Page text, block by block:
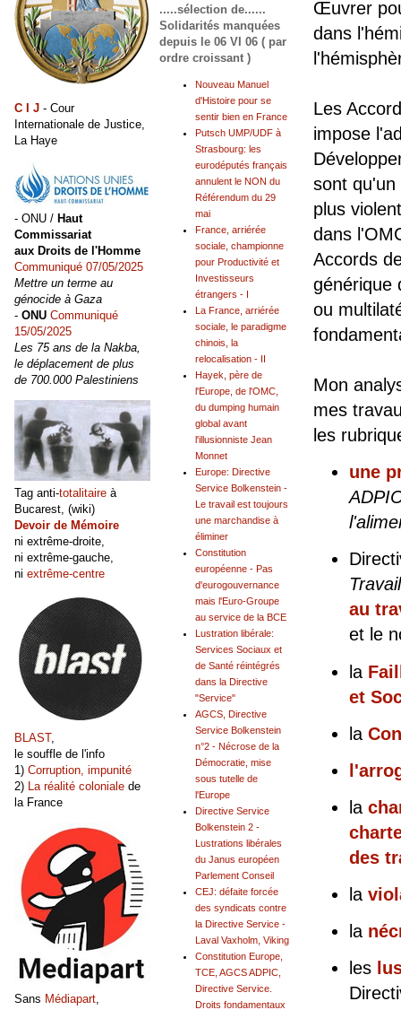
Œuvrer
dans
Les
impose
sont qu'un
plus
dans
Accords
générique
ou
Mon
mes
les
une
au
et le
la
et
la
la
des
la
la
les
.....sélection de......
Solidarités manquées
depuis le 06 VI 06 ( par
ordre croissant )
Nouveau Manuel
d'Histoire pour se
sentir bien en France
Putsch UMP/UDF à
Strasbourg: les
eurodéputés français
annulent le NON du
Référendum du 29
mai
France, arriérée
sociale, championne
pour Productivité et
Investisseurs
étrangers - I
La France, arriérée
sociale, le paradigme
chinois, la
relocalisation - II
Hayek, père de
l'Europe, de l'OMC,
du dumping humain
global avant
l'illusionniste Jean
Monnet
Europe: Directive
Service Bolkenstein -
Le travail est toujours
une marchandise à
éliminer
Constitution
européenne - Pas
d'eurogouvernance
mais l'Euro-Groupe
au service de la BCE
Lustration libérale:
Services Sociaux et
de Santé réintégrés
dans la Directive
"Service"
AGCS, Directive
Service Bolkenstein
n°2 - Nécrose de la
Démocratie, mise
sous tutelle de
l'Europe
Directive Service
Bolkenstein 2 -
Lustrations libérales
du Janus européen
Parlement Conseil
CEJ: défaite forcée
des syndicats contre
la Directive Service -
Laval Vaxholm, Viking
Constitution Europe,
TCE, AGCS ADPIC,
Directive Service.
Droits fondamentaux
C I J - Cour
Internationale de Justice,
La Haye
- ONU / Haut
Commissariat
aux Droits de l'Homme
Communiqué 07/05/2025
Mettre un terme au
génocide à Gaza
- ONU Communiqué
15/05/2025
Les 75 ans de la Nakba,
le déplacement de plus
de 700.000 Palestiniens
Tag anti-totalitaire à
Bucarest, (wiki)
Devoir de Mémoire
ni extrême-droite,
ni extrême-gauche,
ni extrême-centre
BLAST,
le souffle de l'info
1) Corruption, impunité
2) La réalité coloniale de
la France
Sans Médiapart,